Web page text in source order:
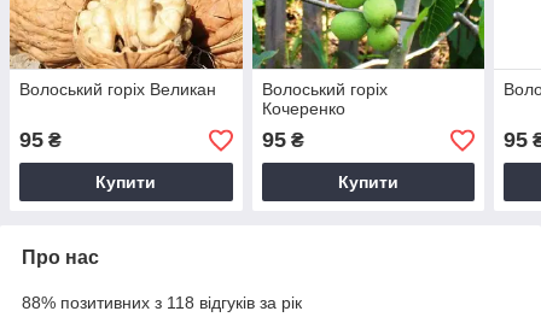
Волоський горіх Великан
95 ₴
Купити
Волоський горіх
Кочеренко
95₴
Купити
95
Про нас
88% позитивних з 118 відгуків за рік